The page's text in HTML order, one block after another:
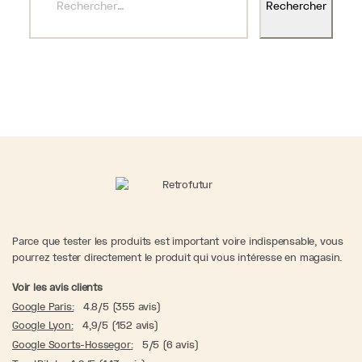
Parce que tester les produits est important voire indispensable, vous
pourrez tester directement le produit qui vous intéresse en magasin.
Voir les avis clients
Google Paris:
4.8/5 (355 avis)
Google Lyon:
4,9/5 (152 avis)
Google Soorts-Hossegor:
5/5 (6 avis)